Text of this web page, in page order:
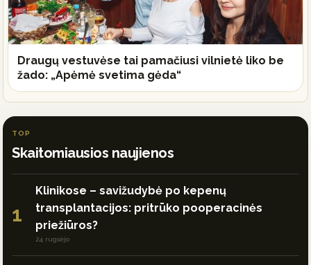
Draugų vestuvėse tai pamačiusi vilnietė liko be
žado: „Apėmė svetima gėda“
TOP
Skaitomiausios naujienos
1
Klinikose – savižudybė po kepenų
transplantacijos: pritrūko pooperacinės
priežiūros?
24 rugsėjo